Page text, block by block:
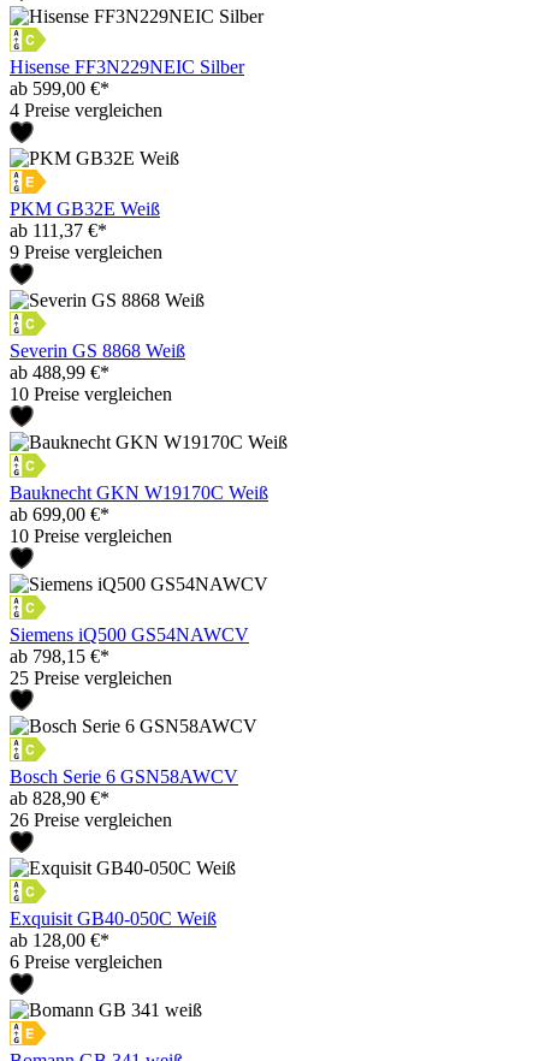
Hisense FF3N229NEIC Silber
ab 599,00 €*
4 Preise vergleichen
PKM GB32E Weiß
ab 111,37 €*
9 Preise vergleichen
Severin GS 8868 Weiß
ab 488,99 €*
10 Preise vergleichen
Bauknecht GKN W19170C Weiß
ab 699,00 €*
10 Preise vergleichen
Siemens iQ500 GS54NAWCV
ab 798,15 €*
25 Preise vergleichen
Bosch Serie 6 GSN58AWCV
ab 828,90 €*
26 Preise vergleichen
Exquisit GB40-050C Weiß
ab 128,00 €*
6 Preise vergleichen